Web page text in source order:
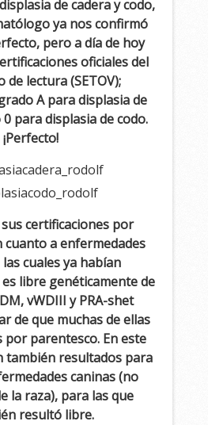
de cadera y codo,
ya nos confirmó
pero a día de hoy
oficiales del
de lectura (SETOV);
A para displasia de
para displasia de codo.
¡Perfecto!
certificaciones por
cuanto a enfermedades
cuales ya habían
libre genéticamente de
vWDIII y PRA-shet
de que muchas de ellas
por parentesco. En este
también resultados para
caninas (no
la raza), para las que
resultó libre.